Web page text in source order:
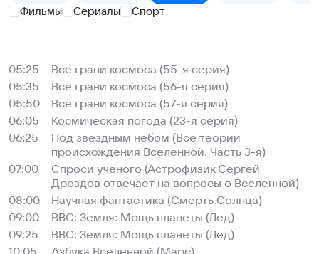
Фильмы Сериалы Спорт
05:25
Все грани космоса (55-я серия)
05:35
Все грани космоса (56-я серия)
05:50
Все грани космоса (57-я серия)
06:05
Космическая погода (23-я серия)
06:25
Под звездным небом (Все теории
происхождения Вселенной. Часть 3-я)
07:00
Спроси ученого (Астрофизик Сергей
Дроздов отвечает на вопросы о Вселенной)
08:00
Научная фантастика (Смерть Солнца)
09:00
BBC: Земля: Мощь планеты (Лед)
09:25
BBC: Земля: Мощь планеты (Лед)